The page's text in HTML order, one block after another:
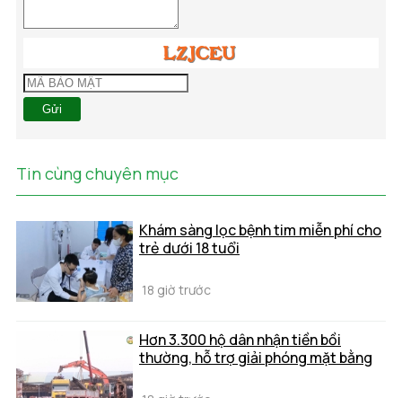
Gửi
Tin cùng chuyên mục
Khám sàng lọc bệnh tim miễn phí cho
trẻ dưới 18 tuổi
18 giờ trước
Hơn 3.300 hộ dân nhận tiền bồi
thường, hỗ trợ giải phóng mặt bằng